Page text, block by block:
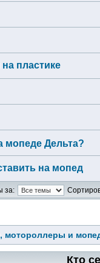
пластике
мопеде Дельта?
на мопед
за:
мотороллеры и
Кто